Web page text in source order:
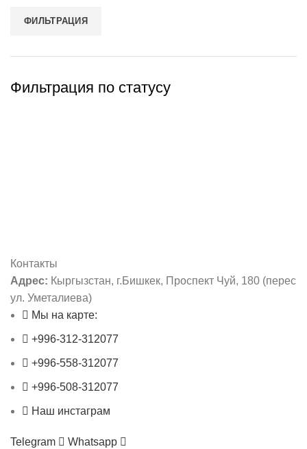
ФИЛЬТРАЦИЯ
Фильтрация по статусу
Контакты
Адрес: Кыргызстан, г.Бишкек, Проспект Чуй, 180 (перес
ул. Уметалиева)
Мы на карте:
+996-312-312077
+996-558-312077
+996-508-312077
Наш инстаграм
Telegram
Whatsapp